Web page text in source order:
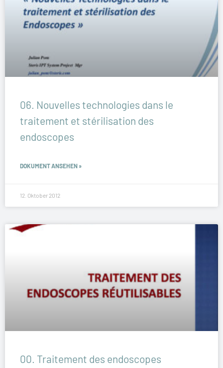
06. Nouvelles technologies dans le
traitement et stérilisation des
endoscopes
DOKUMENT ANSEHEN »
12. Oktober 2012
00. Traitement des endoscopes